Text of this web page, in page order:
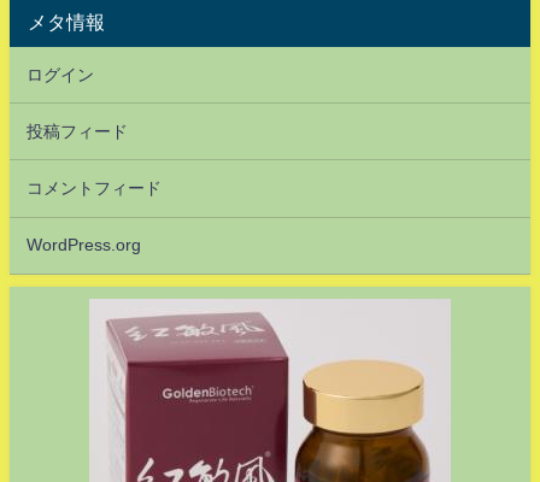
メタ情報
ログイン
投稿フィード
コメントフィード
WordPress.org